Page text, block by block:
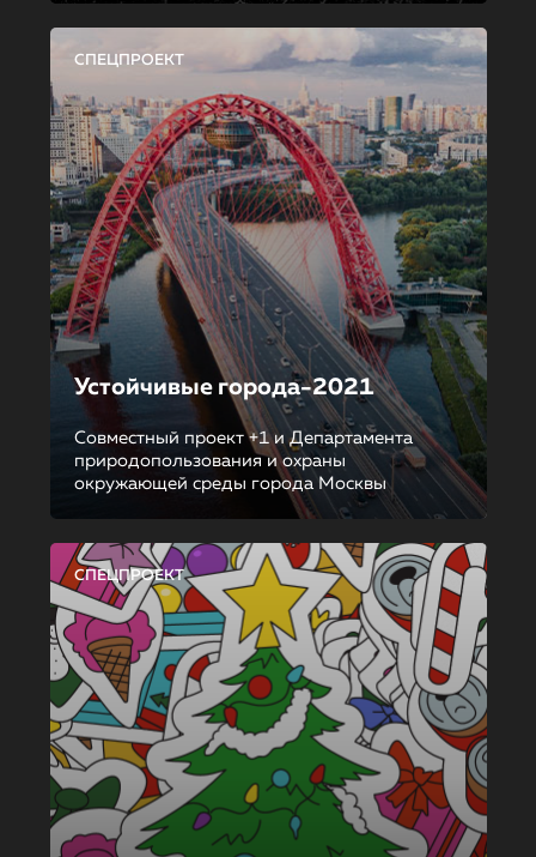
СПЕЦПРОЕКТ
Устойчивые города-2021
Совместный проект +1 и Департамента
природопользования и охраны
окружающей среды города Москвы
СПЕЦПРОЕКТ